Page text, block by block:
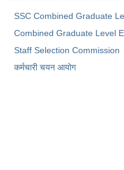
SSC Combined Graduate
Combined Graduate Level
Staff Selection Commission
कर्मचारी चयन आयोग